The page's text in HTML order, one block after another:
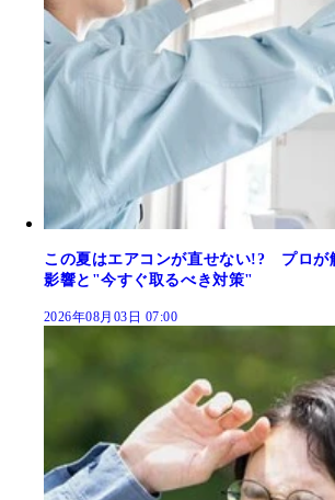
この夏はエアコンが直せない!? プロが
影響と"今すぐ取るべき対策"
2026年08月03日 07:00